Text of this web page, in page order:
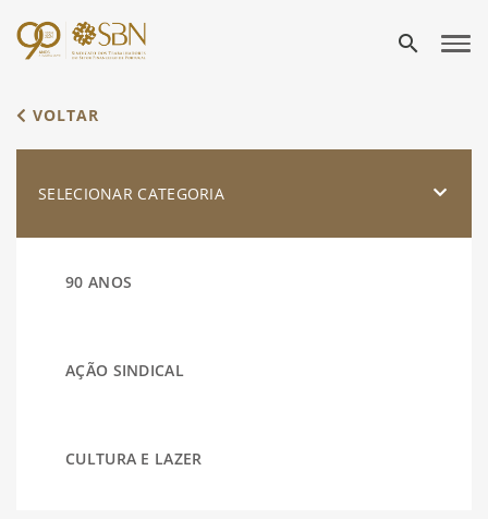
search
VOLTAR
SELECIONAR CATEGORIA
90 ANOS
AÇÃO SINDICAL
CULTURA E LAZER